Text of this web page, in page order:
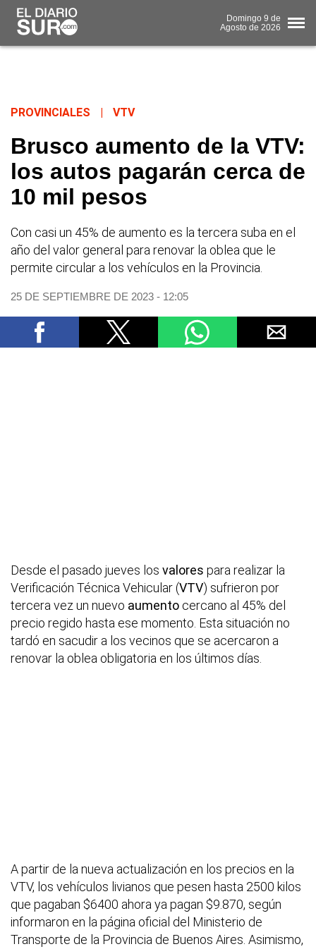
Domingo 9 de
Agosto de 2026
PROVINCIALES VTV
Brusco aumento de la VTV:
los autos pagarán cerca de
10 mil pesos
Con casi un 45% de aumento es la tercera suba en el
año del valor general para renovar la oblea que le
permite circular a los vehículos en la Provincia.
25 DE SEPTIEMBRE DE 2023 - 12:05
Desde el pasado jueves los valores para realizar la
Verificación Técnica Vehicular (VTV) sufrieron por
tercera vez un nuevo aumento cercano al 45% del
precio regido hasta ese momento. Esta situación no
tardó en sacudir a los vecinos que se acercaron a
renovar la oblea obligatoria en los últimos días.
A partir de la nueva actualización en los precios en la
VTV, los vehículos livianos que pesen hasta 2500 kilos
que pagaban $6400 ahora ya pagan $9.870, según
informaron en la página oficial del Ministerio de
Transporte de la Provincia de Buenos Aires. Asimismo,